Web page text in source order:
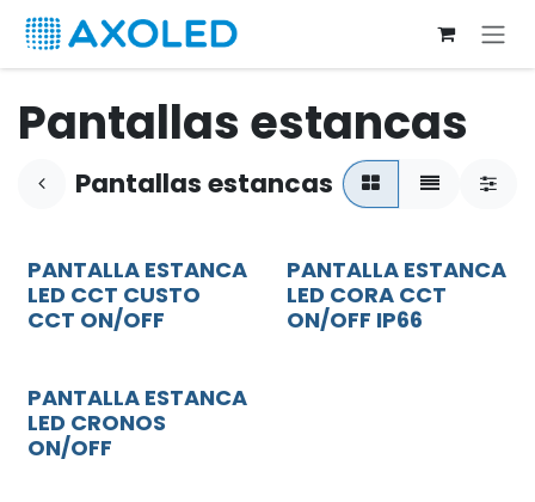
Ir al contenido
Pantallas estancas
Pantallas estancas
PANTALLA ESTANCA
LED CCT CUSTO
CCT ON/OFF
PANTALLA ESTANCA
LED CORA CCT
ON/OFF IP66
PANTALLA ESTANCA
LED CRONOS
ON/OFF